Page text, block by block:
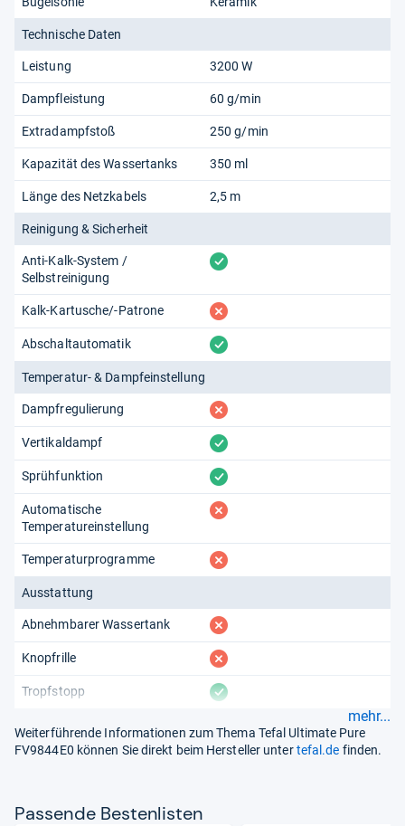
Technische Daten
Leistung 3200 W
Dampfleistung 60 g/min
Extradampfstoß 250 g/min
Kapazität des Wassertanks 350 ml
Länge des Netzkabels 2,5 m
Reinigung & Sicherheit
Anti-Kalk-System /
Selbstreinigung
vorhanden
Kalk-Kartusche/-Patrone fehlt
Abschaltautomatik vorhanden
Temperatur- & Dampfeinstellung
Dampfregulierung fehlt
Vertikaldampf vorhanden
Sprühfunktion vorhanden
Automatische
Temperatureinstellung
fehlt
Temperaturprogramme fehlt
Ausstattung
Abnehmbarer Wassertank fehlt
Knopfrille fehlt
Tropfstopp vorhanden
mehr...
Weiterführende Informationen zum Thema Tefal Ultimate Pure
FV9844E0 können Sie direkt beim Hersteller untertefal.de finden.
Pas­sende Bes­ten­lis­ten